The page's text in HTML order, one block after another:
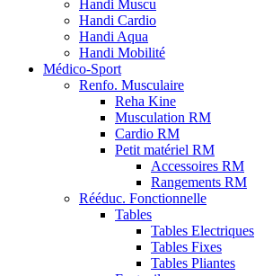
Handi Muscu
Handi Cardio
Handi Aqua
Handi Mobilité
Médico-Sport
Renfo. Musculaire
Reha Kine
Musculation RM
Cardio RM
Petit matériel RM
Accessoires RM
Rangements RM
Rééduc. Fonctionnelle
Tables
Tables Electriques
Tables Fixes
Tables Pliantes